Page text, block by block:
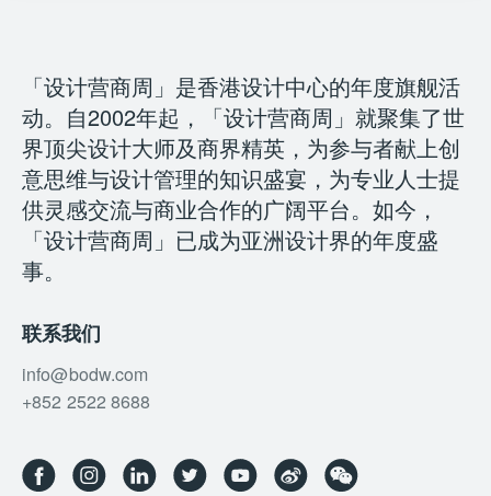
「设计营商周」是香港设计中心的年度旗舰活
动。自2002年起，「设计营商周」就聚集了世
界顶尖设计大师及商界精英，为参与者献上创
意思维与设计管理的知识盛宴，为专业人士提
供灵感交流与商业合作的广阔平台。如今，
「设计营商周」已成为亚洲设计界的年度盛
事。
联系我们
info@bodw.com
+852 2522 8688